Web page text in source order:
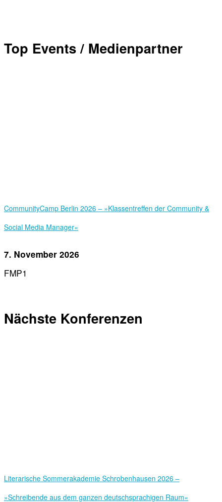
Top Events / Medienpartner
Community­Camp Berlin 2026 – »Klassentreffen der Community &
Social Media Manager«
7. November 2026
FMP1
Nächste Konferenzen
Literarische Sommerakademie Schrobenhausen 2026 –
»Schreibende aus dem ganzen deutschsprachigen Raum«